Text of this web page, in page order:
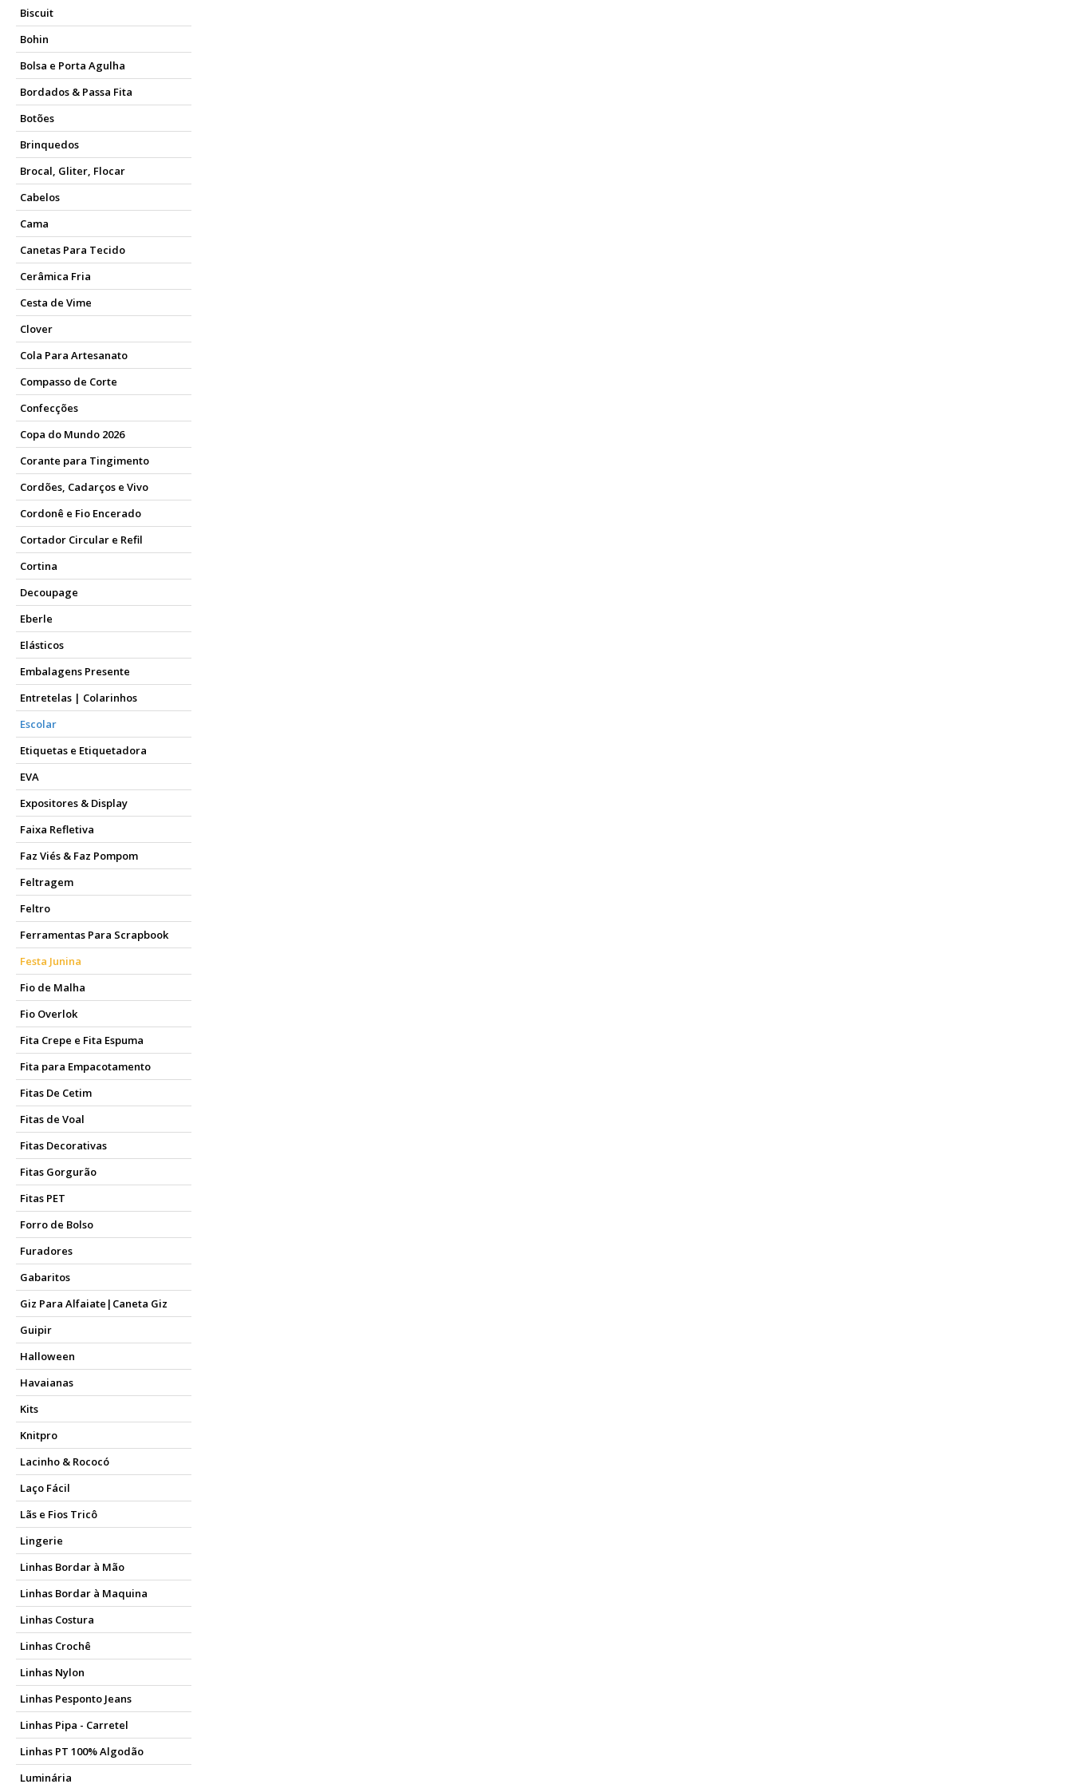
Biscuit
Bohin
Bolsa e Porta Agulha
Bordados & Passa Fita
Botões
Brinquedos
Brocal, Gliter, Flocar
Cabelos
Cama
Canetas Para Tecido
Cerâmica Fria
Cesta de Vime
Clover
Cola Para Artesanato
Compasso de Corte
Confecções
Copa do Mundo 2026
Corante para Tingimento
Cordões, Cadarços e Vivo
Cordonê e Fio Encerado
Cortador Circular e Refil
Cortina
Decoupage
Eberle
Elásticos
Embalagens Presente
Entretelas | Colarinhos
Escolar
Etiquetas e Etiquetadora
EVA
Expositores & Display
Faixa Refletiva
Faz Viés & Faz Pompom
Feltragem
Feltro
Ferramentas Para Scrapbook
Festa Junina
Fio de Malha
Fio Overlok
Fita Crepe e Fita Espuma
Fita para Empacotamento
Fitas De Cetim
Fitas de Voal
Fitas Decorativas
Fitas Gorgurão
Fitas PET
Forro de Bolso
Furadores
Gabaritos
Giz Para Alfaiate|Caneta Giz
Guipir
Halloween
Havaianas
Kits
Knitpro
Lacinho & Rococó
Laço Fácil
Lãs e Fios Tricô
Lingerie
Linhas Bordar à Mão
Linhas Bordar à Maquina
Linhas Costura
Linhas Crochê
Linhas Nylon
Linhas Pesponto Jeans
Linhas Pipa - Carretel
Linhas PT 100% Algodão
Luminária